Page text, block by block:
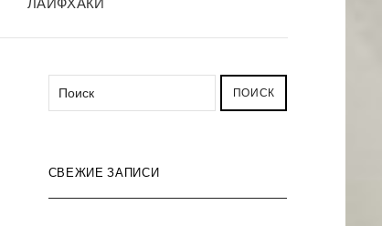
ПОИСК
СВЕЖИЕ ЗАПИСИ